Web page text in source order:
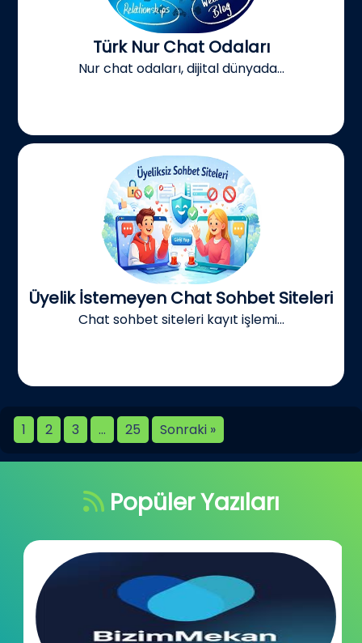
Türk Nur Chat Odaları
Nur chat odaları, dijital dünyada...
Üyelik İstemeyen Chat Sohbet Siteleri
Chat sohbet siteleri kayıt işlemi...
1 2 3 … 25 Sonraki »
Popüler Yazıları